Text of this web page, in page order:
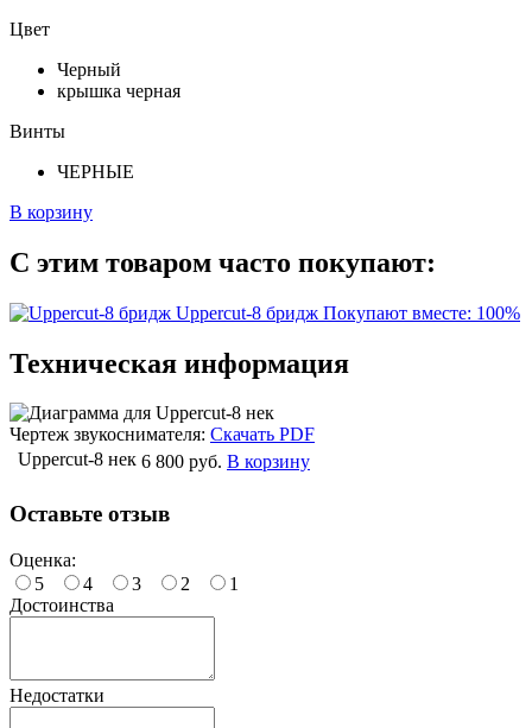
Цвет
Черный
крышка черная
Винты
ЧЕРНЫЕ
В корзину
С этим товаром часто покупают:
Uppercut-8 бридж Покупают вместе: 100%
Техническая информация
Чертеж звукоснимателя: Скачать PDF
Uppercut-8 нек 6 800 руб. В корзину
Оставьте отзыв
Оценка:
5
4 3 2
1
Достоинства
Недостатки